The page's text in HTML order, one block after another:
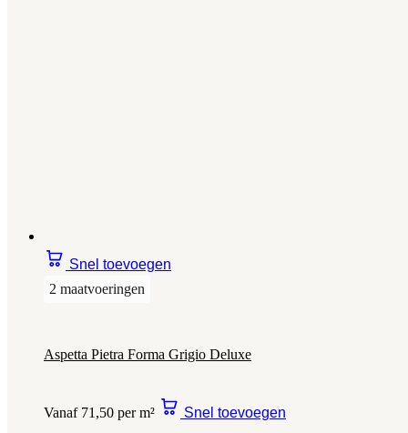
Snel toevoegen
2 maatvoeringen
Aspetta Pietra Forma Grigio Deluxe
Vanaf 71,50 per m² Snel toevoegen